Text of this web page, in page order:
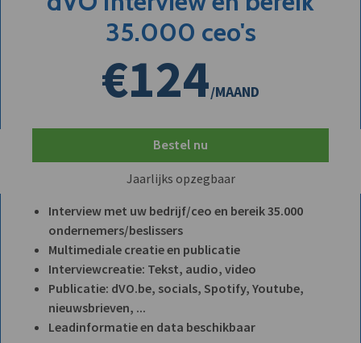
35.000 ceo's
€124/MAAND
Bestel nu
Jaarlijks opzegbaar
Interview met uw bedrijf/ceo en bereik 35.000
ondernemers/beslissers
Multimediale creatie en publicatie
Interviewcreatie: Tekst, audio, video
Publicatie: dVO.be, socials, Spotify, Youtube,
nieuwsbrieven, ...
Leadinformatie en data beschikbaar